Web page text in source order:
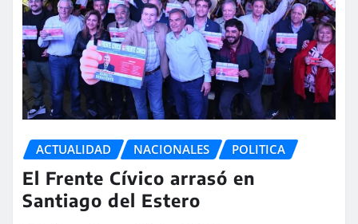
ACTUALIDAD NACIONALES POLITICA
El Frente Cívico arrasó en
Santiago del Estero